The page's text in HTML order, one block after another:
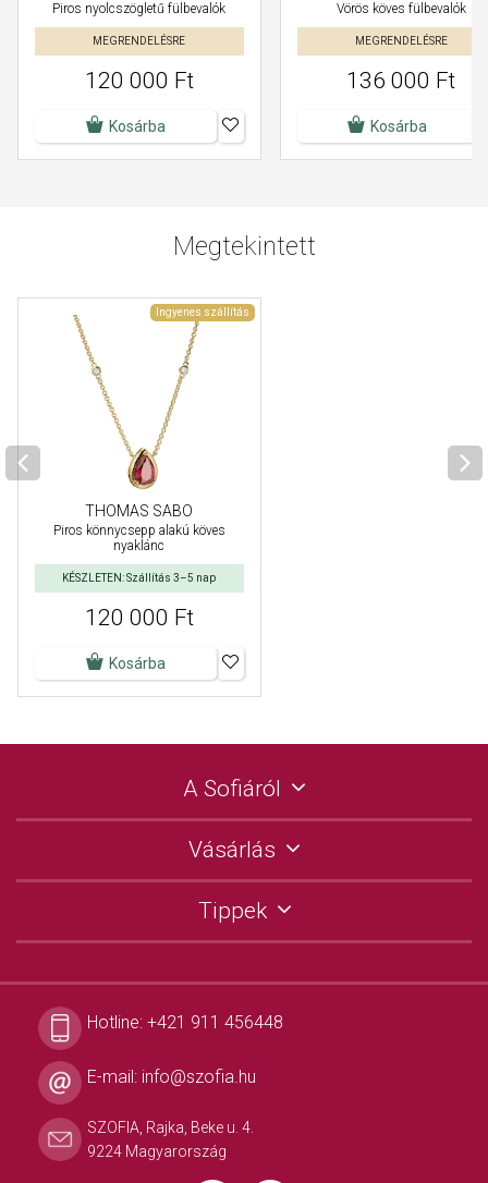
Piros nyolcszögletű fülbevalók
MEGRENDELÉSRE
120 000 Ft
Kosárba
Vörös köves fülbevalók
MEGRENDELÉSRE
136 000 Ft
Kosárba
Megtekintett
Ingyenes szállítás
THOMAS SABO
Piros könnycsepp alakú köves
nyaklánc
KÉSZLETEN: Szállítás 3–5 nap
120 000 Ft
Kosárba
A Sofiáról
Vásárlás
Tippek
Hotline: +421 911 456448
E-mail: info@szofia.hu
SZOFIA, Rajka, Beke u. 4.
9224 Magyarország